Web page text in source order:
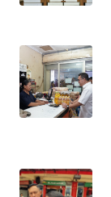
SUMSEL
WN
BENGKULU